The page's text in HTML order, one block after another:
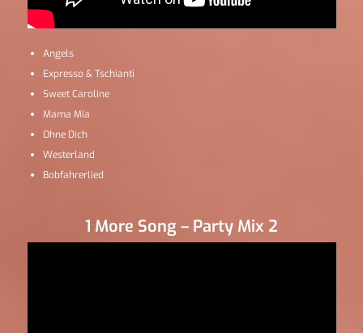
Angels
Expresso & Tschianti
Sweet Caroline
Mama Mia
Ohne Dich
Westerland
Bobfahrerlied
1 More Song – Party Mix 2